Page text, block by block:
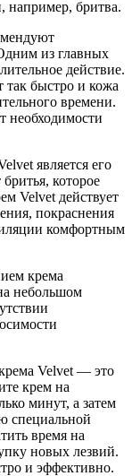
например, бритва.
из главных
действие.
так быстро и кожа
времени.
необходимости
является его
которое
Velvet действует
покраснения
комфортным
крема
небольшом
Velvet — это
крем на
минут, а затем
специальной
время на
новых лезвий.
и эффективно.